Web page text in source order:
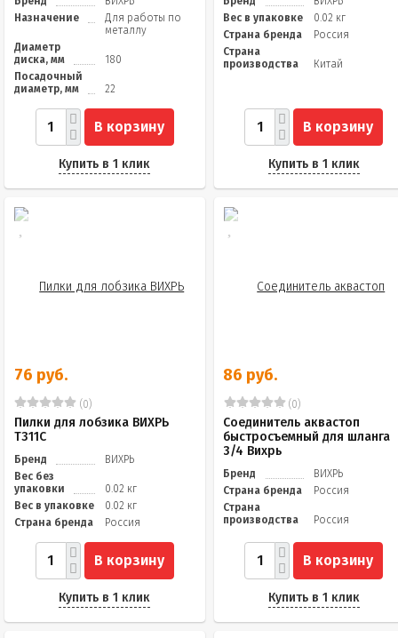
Назначение
Для работы по
металлу
Диаметр
диска, мм
180
Посадочный
диаметр, мм
22
В корзину
Купить в 1 клик
Вес в упаковке
0.02 кг
Страна бренда
Россия
Страна
производства
Китай
В корзину
Купить в 1 клик
76 руб.
(0)
Пилки для лобзика ВИХРЬ
Т311C
Бренд
ВИХРЬ
Вес без
упаковки
0.02 кг
Вес в упаковке
0.02 кг
Страна бренда
Россия
В корзину
Купить в 1 клик
86 руб.
(0)
Соединитель аквастоп
быстросъемный для шланга
3/4 Вихрь
Бренд
ВИХРЬ
Страна бренда
Россия
Страна
производства
Россия
В корзину
Купить в 1 клик